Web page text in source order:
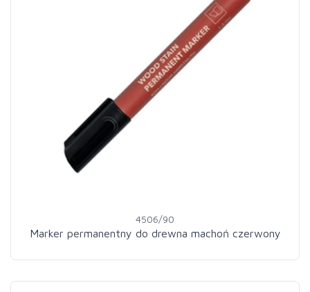
4506/90
Marker permanentny do drewna machoń czerwony